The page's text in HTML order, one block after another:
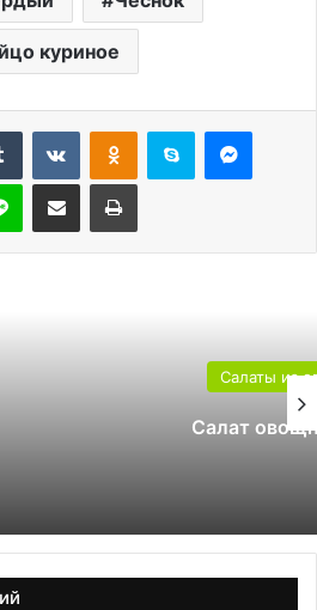
куриное
Tumblr ВконтактеОдноклассники
Skype
Line Поделиться через электронную почту Печатать
овощей, грибов, сыра
с куриным филе